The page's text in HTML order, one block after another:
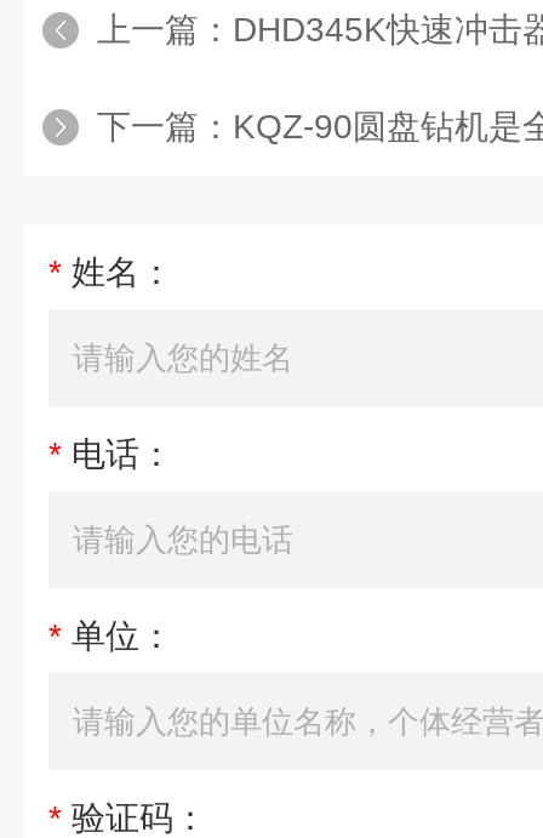
上一篇： DHD345K快速冲击
下一篇： KQZ-90圆盘钻机是全气
* 姓名：
* 电话：
* 单位：
* 验证码：